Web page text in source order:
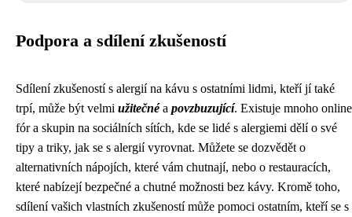
Podpora a sdílení zkušeností
Sdílení zkušeností s alergií na kávu s ostatními lidmi, kteří jí také
trpí, může být velmi užitečnéa povzbuzující. Existuje mnoho online
fór a skupin na sociálních sítích, kde se lidé s alergiemi dělí o své
tipy a triky, jak se s alergií vyrovnat. Můžete se dozvědět o
alternativních nápojích, které vám chutnají, nebo o restauracích,
které nabízejí bezpečné a chutné možnosti bez kávy. Kromě toho,
sdílení vašich vlastních zkušeností může pomoci ostatním, kteří se s